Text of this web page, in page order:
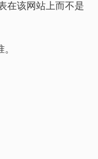
在该网站上而不是